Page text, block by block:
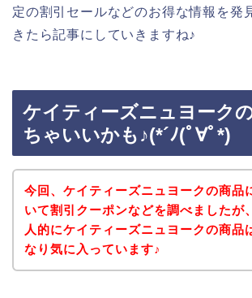
定の割引セールなどのお得な情報を発
きたら記事にしていきますね♪
ケイティーズニュヨーク
ちゃいいかも♪(*´ﾉ(ﾟ∀ﾟ*)
今回、ケイティーズニュヨークの商品
いて割引クーポンなどを調べましたが
人的にケイティーズニュヨークの商品
なり気に入っています♪